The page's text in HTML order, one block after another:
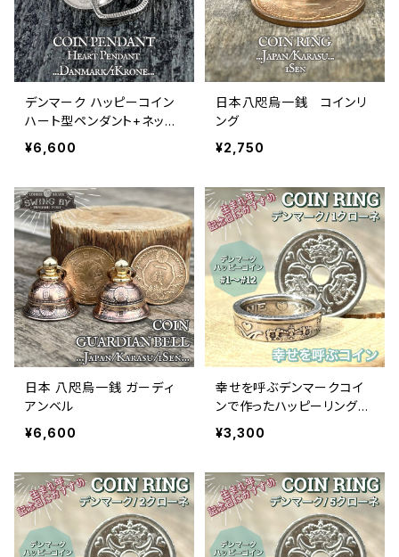
デンマーク ハッピーコイン
ハート型ペンダント+ネック
レス
¥6,600
日本八咫烏一銭 コインリ
ング
¥2,750
日本 八咫烏一銭 ガーディ
アンベル
¥6,600
幸せを呼ぶデンマークコイ
ンで作ったハッピーリング
1クローネ
¥3,300